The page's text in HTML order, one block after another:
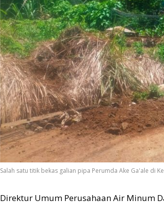
Salah satu titik bekas galian pipa Perumda Ake Ga'ale di
Direktur Umum Perusahaan Air Minum